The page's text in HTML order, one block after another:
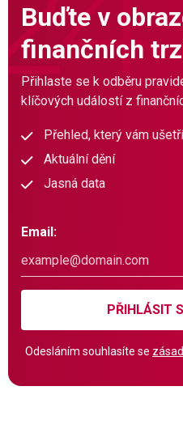
Buďte v
finančních
Přihlaste se k odběru
klíčových událostí z
Přehled, který vám
Aktuální dění
Jasná data
Email:
PŘIHLÁSIT
Odesláním souhlasíte se